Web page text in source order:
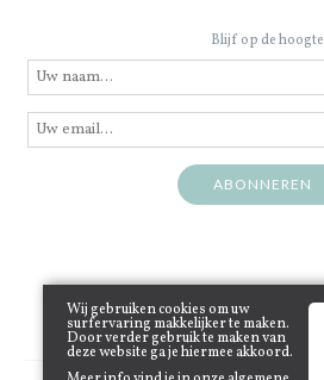
Blijf op de hoogte
ABONNEREN
Wij gebruiken cookies om uw
surfervaring makkelijker te maken.
Door verder gebruik te maken van
deze website ga je hiermee akkoord.